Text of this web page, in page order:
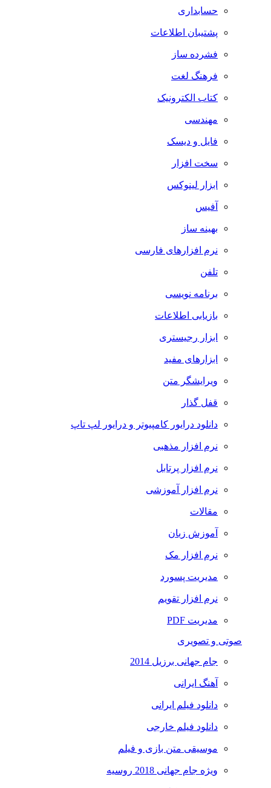
حسابداری
پشتیبان اطلاعات
فشرده ساز
فرهنگ لغت
کتاب الکترونیک
مهندسی
فایل و دیسک
سخت افزار
ابزار لینوکس
آفیس
بهینه ساز
نرم افزارهای فارسی
تلفن
برنامه نویسی
بازیابی اطلاعات
ابزار رجیستری
ابزارهای مفید
ویرایشگر متن
قفل گذار
دانلود درایور کامپیوتر و درایور لپ تاپ
نرم افزار مذهبی
نرم افزار پرتابل
نرم افزار آموزشی
مقالات
آموزش زبان
نرم افزار مک
مدیریت پسورد
نرم افزار تقویم
مدیریت PDF
صوتی و تصویری
جام جهانی برزیل 2014
آهنگ ایرانی
دانلود فیلم ایرانی
دانلود فیلم خارجی
موسیقی متن بازی و فیلم
ویژه جام جهانی 2018 روسیه